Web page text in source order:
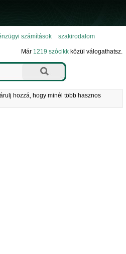
számítások
szakirodalom
Már 1219 szócikkközül válogathatsz.
hozzá, hogy minél több hasznos